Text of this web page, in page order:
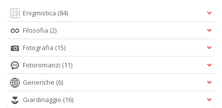
Enigmistica (84)
Filosofia (2)
Fotografia (15)
Fotoromanzi (11)
Generiche (6)
Giardinaggio (16)